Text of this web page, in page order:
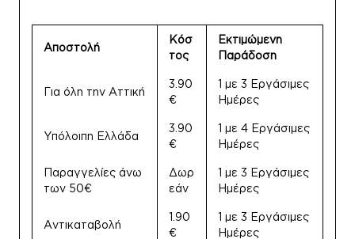
Αποστολή
Κόσ
τος
Εκτιμώμενη
Παράδοση
Για όλη την Αττική
3.90
€
1 με 3 Εργάσιμες
Ημέρες
Υπόλοιπη Ελλάδα
3.90
€
1 με 4 Εργάσιμες
Ημέρες
Παραγγελίες άνω
των 50€
Δωρ
εάν
1 με 3 Εργάσιμες
Ημέρες
Αντικαταβολή
1.90
€
1 με 3 Εργάσιμες
Ημέρες